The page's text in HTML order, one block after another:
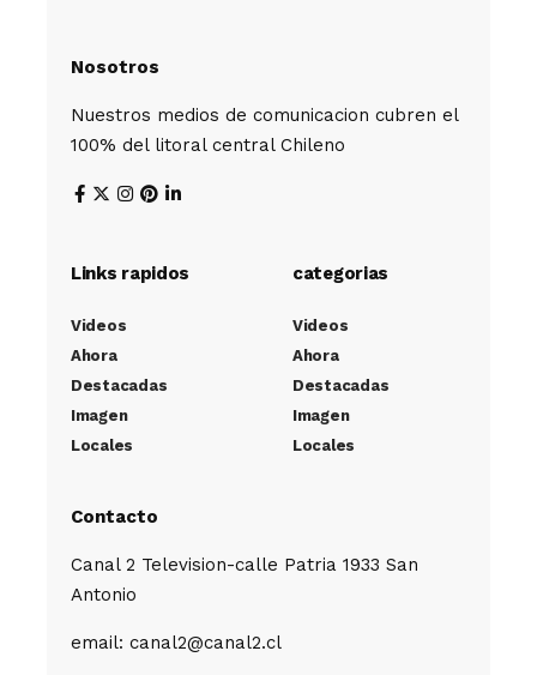
Nosotros
Nuestros medios de comunicacion cubren el
100% del litoral central Chileno
Links rapidos
Videos
Ahora
Destacadas
Imagen
Locales
categorias
Videos
Ahora
Destacadas
Imagen
Locales
Contacto
Canal 2 Television-calle Patria 1933 San
Antonio
email: canal2@canal2.cl